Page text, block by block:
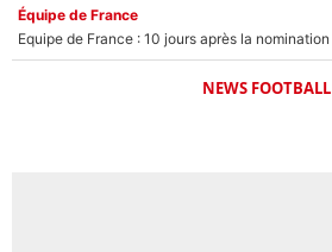
Équipe de France
NEWS FOOTBALL